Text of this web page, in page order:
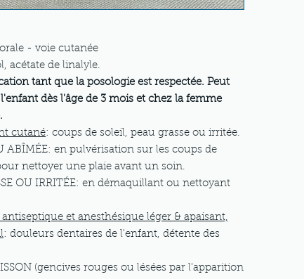
- voie cutanée
acétate de linalyle.
tant que la posologie est respectée. Peut
dès l'âge de 3 mois et chez la femme
cutané: coups de soleil, peau grasse ou irritée.
ABÎMÉE: en pulvérisation sur les coups de
nettoyer une plaie avant un soin.
OU IRRITÉE: en démaquillant ou nettoyant
et anesthésique léger & apaisant,
: douleurs dentaires de l'enfant, détente des
(gencives rouges ou lésées par l'apparition